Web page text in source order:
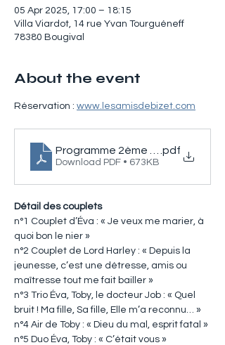
05 Apr 2025, 17:00 – 18:15
Villa Viardot, 14 rue Yvan Tourguéneff
78380 Bougival
About the event
Réservation : www.lesamisdebizet.com
Programme 2ème festival
.pdf
Download PDF • 673KB
Détail des couplets
n°1 Couplet d’Éva : « Je veux me marier, à
quoi bon le nier »
n°2 Couplet de Lord Harley : « Depuis la
jeunesse, c’est une détresse, amis ou
maîtresse tout me fait bailler »
n°3 Trio Éva, Toby, le docteur Job : « Quel
bruit ! Ma fille, Sa fille, Elle m’a reconnu… »
n°4 Air de Toby : « Dieu du mal, esprit fatal »
n°5 Duo Éva, Toby : « C’était vous »